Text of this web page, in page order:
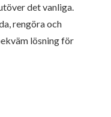
det vanliga.
rengöra och
lösning för